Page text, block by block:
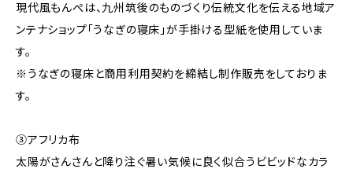
現代風もんぺは、九州筑後のものづくり伝統文化を伝える地域ア
ンテナショップ「うなぎの寝床」が手掛ける型紙を使用していま
す。
※うなぎの寝床と商用利用契約を締結し制作販売をしておりま
す。
③アフリカ布
太陽がさんさんと降り注ぐ暑い気候に良く似合うビビッドなカラ